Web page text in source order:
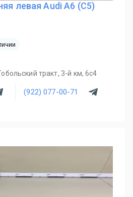
левая Audi A6 (C5)
тракт, 3-й км, 6с4
(922) 077-00-71